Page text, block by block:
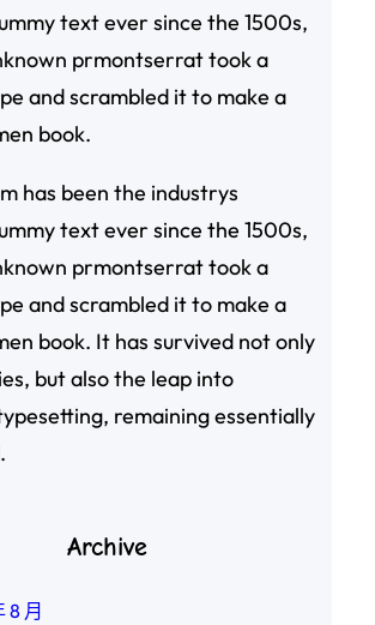
text ever since the 1500s,
prmontserrat took a
and scrambled it to make a
book.
has been the industrys
text ever since the 1500s,
prmontserrat took a
and scrambled it to make a
book. It has survived not only
but also the leap into
remaining essentially
Archive
8 月